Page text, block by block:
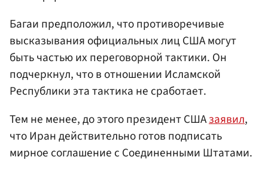
Багаи предположил, что противоречивые
высказывания официальных лиц США могут
быть частью их переговорной тактики. Он
подчеркнул, что в отношении Исламской
Республики эта тактика не сработает.
Тем не менее, до этого президент СШАзаявил,
что Иран действительно готов подписать
мирное соглашение с Соединенными Штатами.